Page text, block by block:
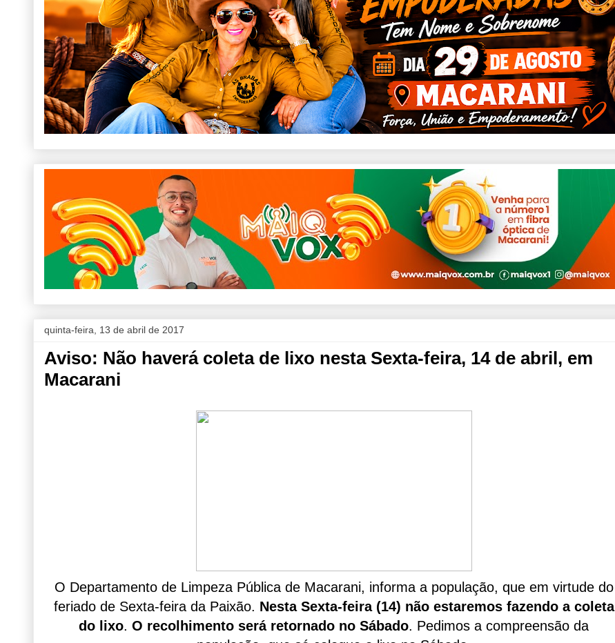
quinta-feira, 13 de abril de 2017
Aviso: Não haverá coleta de lixo nesta Sexta-feira, 14 de abril, em
Macarani
O Departamento de Limpeza Pública de Macarani, informa a população, que em virtude do
feriado de Sexta-feira da Paixão. Nesta Sexta-feira (14) não estaremos fazendo a coleta
do lixo. O recolhimento será retornado no Sábado. Pedimos a compreensão da